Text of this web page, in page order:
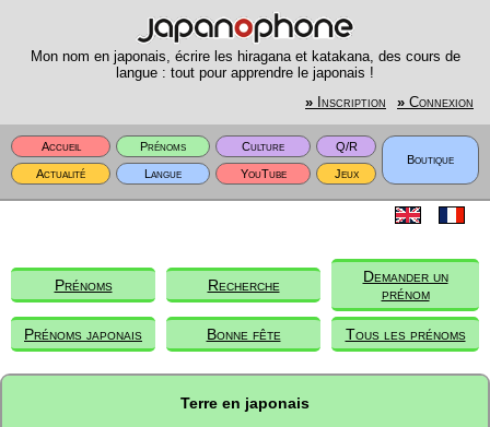
Mon nom en japonais, écrire les hiragana et katakana, des cours de
langue : tout pour apprendre le japonais !
» Inscription » Connexion
Accueil Prénoms Culture
Q/R
Boutique
Actualité
Langue YouTube Jeux
Prénoms Recherche
Demander un
prénom
Prénoms japonais Bonne fête Tous les prénoms
Terre en japonais